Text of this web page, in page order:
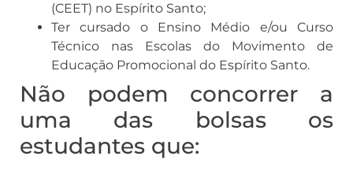
(CEET) no Espírito Santo;
Ter cursado o Ensino Médio e/ou Curso
Técnico nas Escolas do Movimento de
Educação Promocional do Espírito Santo.
Não podem concorrer a
uma das bolsas os
estudantes que: